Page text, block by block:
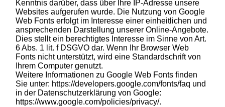
Kenntnis darüber, dass über Ihre IP-Adresse unsere
Websites aufgerufen wurde. Die Nutzung von Google
Web Fonts erfolgt im Interesse einer einheitlichen und
ansprechenden Darstellung unserer Online-Angebote.
Dies stellt ein berechtigtes Interesse im Sinne von Art.
6 Abs. 1 lit. f DSGVO dar. Wenn Ihr Browser Web
Fonts nicht unterstützt, wird eine Standardschrift von
Ihrem Computer genutzt.
Weitere Informationen zu Google Web Fonts finden
Sie unter: https://developers.google.com/fonts/faq und
in der Datenschutzerklärung von Google:
https://www.google.com/policies/privacy/.